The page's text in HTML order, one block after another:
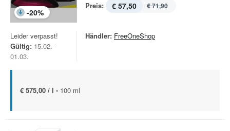
-20%
Preis: € 57,50 € 71,90
Leider verpasst!
Gültig: 15.02. -
01.03.
Händler: FreeOneShop
€ 575,00 / l - 100 ml